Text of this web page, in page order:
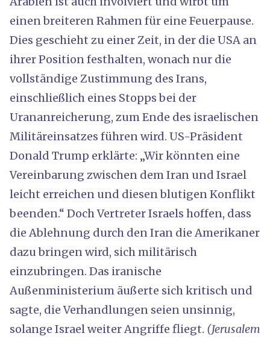
einen breiteren Rahmen für eine Feuerpause.
Dies geschieht zu einer Zeit, in der die USA an
ihrer Position festhalten, wonach nur die
vollständige Zustimmung des Irans,
einschließlich eines Stopps bei der
Urananreicherung, zum Ende des israelischen
Militäreinsatzes führen wird. US-Präsident
Donald Trump erklärte: „Wir könnten eine
Vereinbarung zwischen dem Iran und Israel
leicht erreichen und diesen blutigen Konflikt
beenden.“ Doch Vertreter Israels hoffen, dass
die Ablehnung durch den Iran die Amerikaner
dazu bringen wird, sich militärisch
einzubringen. Das iranische
Außenministerium äußerte sich kritisch und
sagte, die Verhandlungen seien unsinnig,
solange Israel weiter Angriffe fliegt. (Jerusalem